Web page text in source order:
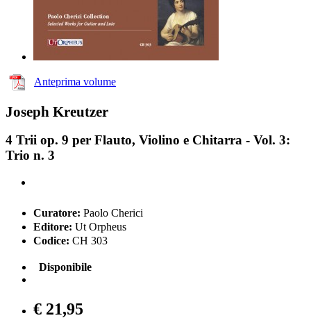
Anteprima volume
Joseph Kreutzer
4 Trii op. 9 per Flauto, Violino e Chitarra - Vol. 3:
Trio n. 3
Curatore: Paolo Cherici
Editore: Ut Orpheus
Codice: CH 303
Disponibile
€ 21,95